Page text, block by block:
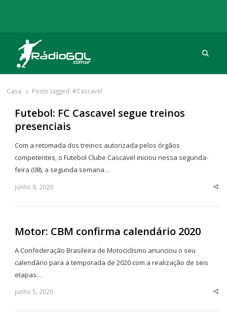
Rádio Gol
Há mais de 20 anos com as melhores coberturas
Casa Posts tagged:#Cascavel
Futebol: FC Cascavel segue treinos
presenciais
Com a retomada dos treinos autorizada pelos órgãos
competentes, o Futebol Clube Cascavel iniciou nessa segunda-
feira (08), a segunda semana…
junho 8, 2020
Motor: CBM confirma calendário 2020
A Confederação Brasileira de Motociclismo anunciou o seu
calendário para a temporada de 2020 com a realização de seis
etapas…
junho 5, 2020